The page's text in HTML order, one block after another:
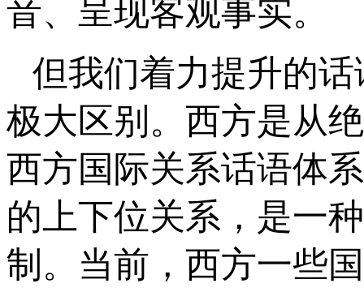
音、呈现客观事实。
但我们着力提升的
极大区别。西方是从
西方国际关系话语体
的上下位关系，是一
制。当前，西方一些